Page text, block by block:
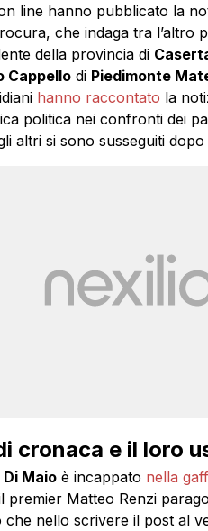
line hanno pubblicato la
che indaga tra l’altro
della provincia di
Cappellodi Piedimonte
hanno raccontato la
politica nei confronti dei
altri si sono susseguiti dopo
cronaca e il loro
Di Maioè incappato nella
premier Matteo Renzi
che nello scrivere il post al